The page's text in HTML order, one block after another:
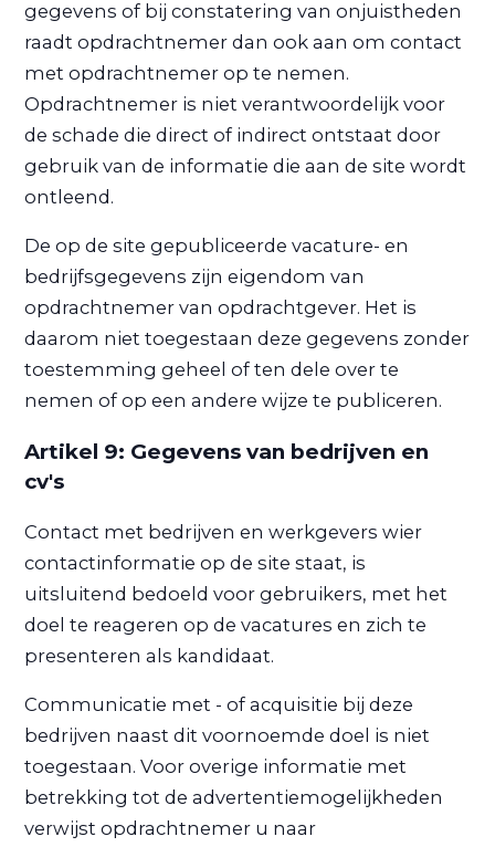
gegevens of bij constatering van onjuistheden
raadt opdrachtnemer dan ook aan om contact
met opdrachtnemer op te nemen.
Opdrachtnemer is niet verantwoordelijk voor
de schade die direct of indirect ontstaat door
gebruik van de informatie die aan de site wordt
ontleend.
De op de site gepubliceerde vacature- en
bedrijfsgegevens zijn eigendom van
opdrachtnemer van opdrachtgever. Het is
daarom niet toegestaan deze gegevens zonder
toestemming geheel of ten dele over te
nemen of op een andere wijze te publiceren.
Artikel 9: Gegevens van bedrijven en
cv's
Contact met bedrijven en werkgevers wier
contactinformatie op de site staat, is
uitsluitend bedoeld voor gebruikers, met het
doel te reageren op de vacatures en zich te
presenteren als kandidaat.
Communicatie met - of acquisitie bij deze
bedrijven naast dit voornoemde doel is niet
toegestaan. Voor overige informatie met
betrekking tot de advertentiemogelijkheden
verwijst opdrachtnemer u naar